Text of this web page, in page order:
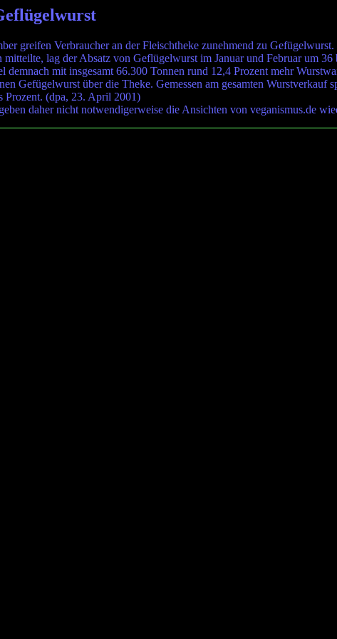
greifen Verbraucher an der Fleischtheke zunehmend zu
lag der Absatz von Geflügelwurst im Januar und Februar um 36
mit insgesamt 66.300 Tonnen rund 12,4 Prozent mehr
Gefügelwurst über die Theke. Gemessen am gesamten Wurstverkauf
Prozent. (dpa, 23. April 2001)
daher nicht notwendigerweise die Ansichten von veganismus.de